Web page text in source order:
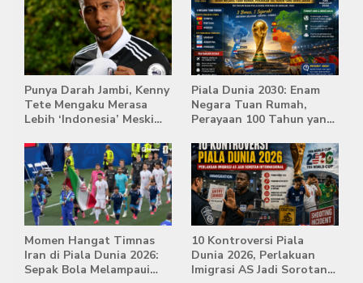
Punya Darah Jambi, Kenny
Tete Mengaku Merasa
Lebih ‘Indonesia’ Meski
Piala Dunia 2030: Enam
Negara Tuan Rumah,
Perayaan 100 Tahun yang
Momen Hangat Timnas
Iran di Piala Dunia 2026:
Sepak Bola Melampaui
10 Kontroversi Piala
Dunia 2026, Perlakuan
Imigrasi AS Jadi Sorotan